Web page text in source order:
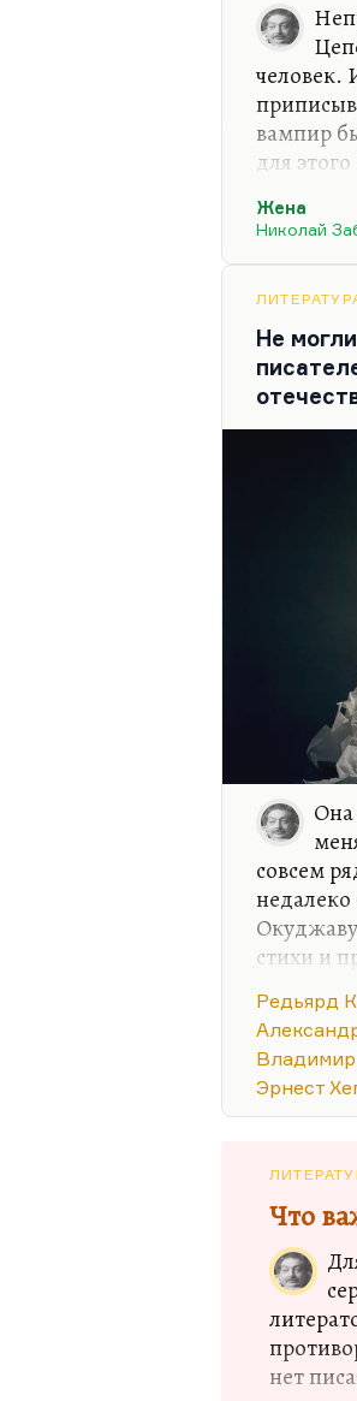
человек.
вампир
для
Но коль
О благе, о
Как мог
Жена
Николай
Не
Она
совсем
стихи и
люди,
Блок,
Мне при
Редьярд
Эрнест
Что
нет